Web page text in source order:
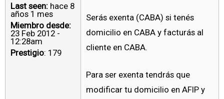
Last seen: hace 8
años 1 mes
Miembro desde:
23 Feb 2012 -
12:28am
Prestigio: 179
Serás exenta (CABA) si tenés
domicilio en CABA y facturás al
cliente en CABA.
Para ser exenta tendrás que
modificar tu domicilio en AFIP y